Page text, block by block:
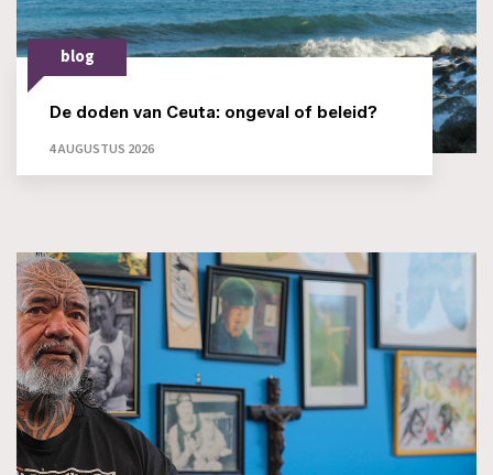
blog
De doden van Ceuta: ongeval of beleid?
4 AUGUSTUS 2026